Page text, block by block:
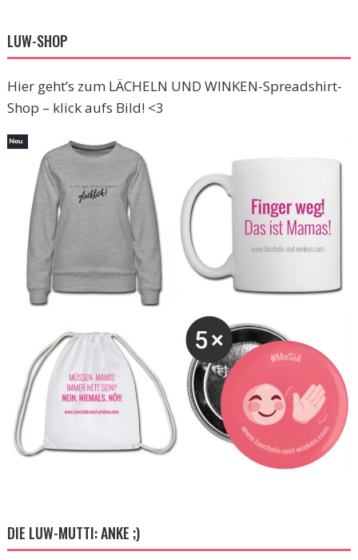
LUW-SHOP
Hier geht’s zum LÄCHELN UND WINKEN-Spreadshirt-
Shop – klick aufs Bild! <3
DIE LUW-MUTTI: ANKE ;)